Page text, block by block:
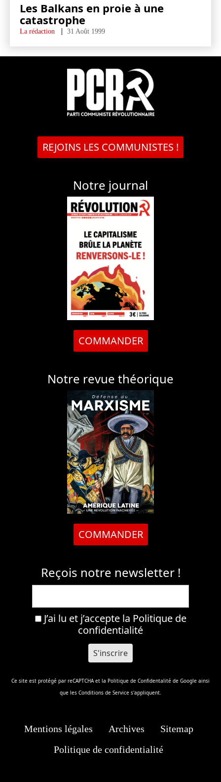
Les Balkans en proie à une
catastrophe
La rédaction 31 Août 1999
REJOINS LES COMMUNISTES !
Notre journal
COMMANDER
Notre revue théorique
COMMANDER
Reçois notre newsletter !
J’ai lu et j’accepte la Politique de
confidentialité
Ce site est protégé par reCAPTCHA et la Politique de Confidentalité de Google ainsi
que les Conditions de Service s'appliquent.
Mentions légales Archives
Sitemap
Politique de confidentialité